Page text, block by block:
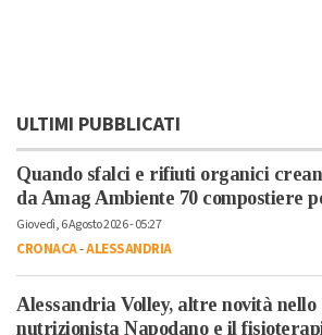
ULTIMI PUBBLICATI
Quando sfalci e rifiuti organici
da Amag Ambiente 70 compostiere
Giovedì, 6 Agosto 2026 - 05:27
CRONACA-ALESSANDRIA
Alessandria Volley, altre novità nello
nutrizionista Napodano e il